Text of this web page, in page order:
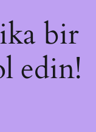
bir
edin!